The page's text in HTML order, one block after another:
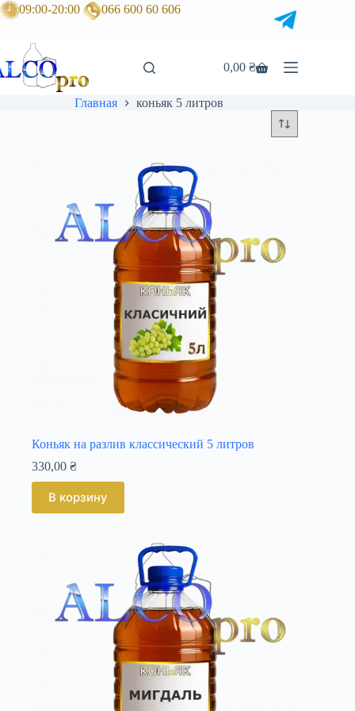
Перейти
к
09:00-20:00 066 600 60 606
Корзина
0,00₴
Главная коньяк 5 литров
Коньяк на разлив классический 5 литров
330,00 ₴
В корзину